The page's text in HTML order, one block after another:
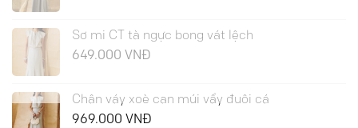
Sơ mi CT tà ngực bong vát lệch
649.000 VNĐ
Chân váy xoè can múi vẩy đuôi cá
969.000 VNĐ